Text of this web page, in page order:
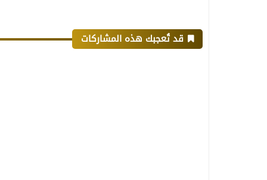
قد تُعجبك هذه المشاركات